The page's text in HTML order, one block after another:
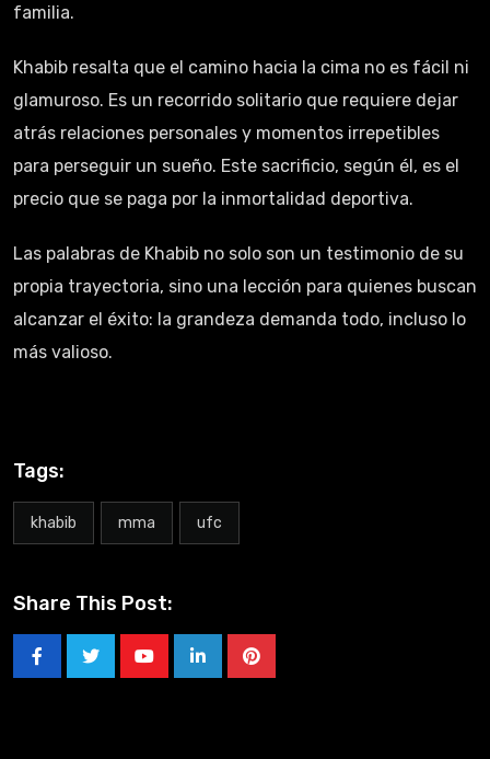
familia.
Khabib resalta que el camino hacia la cima no es fácil ni
glamuroso. Es un recorrido solitario que requiere dejar
atrás relaciones personales y momentos irrepetibles
para perseguir un sueño. Este sacrificio, según él, es el
precio que se paga por la inmortalidad deportiva.
Las palabras de Khabib no solo son un testimonio de su
propia trayectoria, sino una lección para quienes buscan
alcanzar el éxito: la grandeza demanda todo, incluso lo
más valioso.
Tags:
khabib mma ufc
Share This Post: